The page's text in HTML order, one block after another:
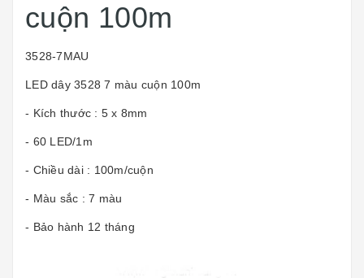
cuộn 100m
3528-7MAU
LED dây 3528 7 màu cuộn 100m
- Kích thước : 5 x 8mm
- 60 LED/1m
- Chiều dài : 100m/cuộn
- Màu sắc : 7 màu
- Bảo hành 12 tháng